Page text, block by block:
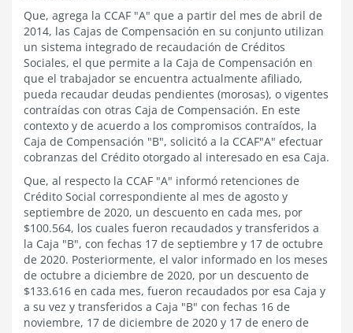
Que, agrega la CCAF "A" que a partir del mes de abril de
2014, las Cajas de Compensación en su conjunto utilizan
un sistema integrado de recaudación de Créditos
Sociales, el que permite a la Caja de Compensación en
que el trabajador se encuentra actualmente afiliado,
pueda recaudar deudas pendientes (morosas), o vigentes
contraídas con otras Caja de Compensación. En este
contexto y de acuerdo a los compromisos contraídos, la
Caja de Compensación "B", solicitó a la CCAF"A" efectuar
cobranzas del Crédito otorgado al interesado en esa Caja.
Que, al respecto la CCAF "A" informó retenciones de
Crédito Social correspondiente al mes de agosto y
septiembre de 2020, un descuento en cada mes, por
$100.564, los cuales fueron recaudados y transferidos a
la Caja "B", con fechas 17 de septiembre y 17 de octubre
de 2020. Posteriormente, el valor informado en los meses
de octubre a diciembre de 2020, por un descuento de
$133.616 en cada mes, fueron recaudados por esa Caja y
a su vez y transferidos a Caja "B" con fechas 16 de
noviembre, 17 de diciembre de 2020 y 17 de enero de